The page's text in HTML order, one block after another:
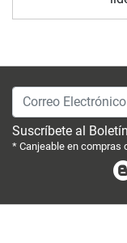
Correo Electrónico
Suscríbete al
* Canjeable en compras